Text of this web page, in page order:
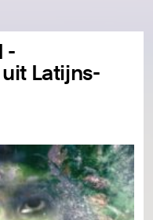
-
Latijns-